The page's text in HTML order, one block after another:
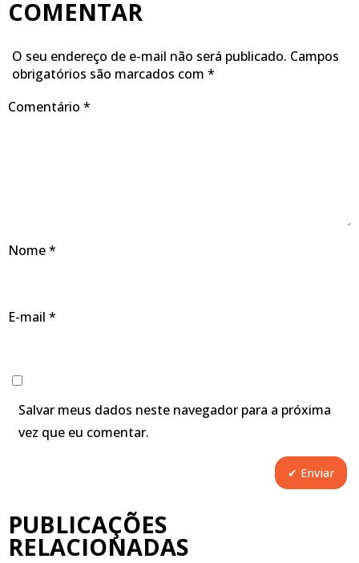
COMENTAR
O seu endereço de e-mail não será publicado. Campos
obrigatórios são marcados com *
Comentário *
Nome*
E-mail *
Salvar meus dados neste navegador para a próxima
vez que eu comentar.
PUBLICAÇÕES
RELACIONADAS